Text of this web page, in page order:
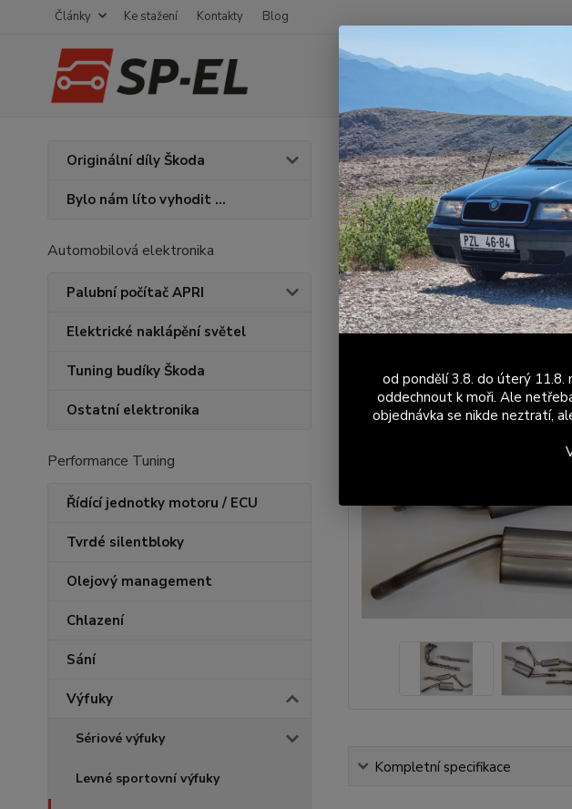
Články Ke stažení Kontakty Blog
Originální díly Škoda
Bylo nám líto vyhodit ...
Automobilová elektronika
Palubní počítač APRI
Elektrické naklápění světel
Tuning budíky Škoda
Ostatní elektronika
Performance Tuning
Řídící jednotky motoru / ECU
Tvrdé silentbloky
Olejový management
Chlazení
Sání
Výfuky
Sériové výfuky
Levné sportovní výfuky
Úvod Výfuky Sportovní a závodní
Kompletní
Kompletní specifikace
od pondělí 3.8. do úterý 11.8.
oddechnout k moři. Ale
objednávka se nikde neztratí,